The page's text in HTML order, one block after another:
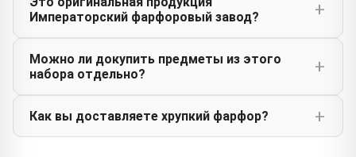
Императорский фарфоровый завод?
Можно ли докупить предметы из этого
набора отдельно?
Как вы доставляете хрупкий фарфор?